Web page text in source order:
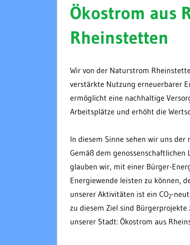
Ökostrom aus
Rheinstetten
Wir von der Naturstrom
verstärkte Nutzung erneuerbarer
ermöglicht eine nachhaltige
Arbeitsplätze und erhöht die
In diesem Sinne sehen wir uns
Gemäß dem genossenschaftlichen
glauben wir, mit einer Bürger-
Energiewende leisten zu können,
unserer Aktivitäten ist ein CO2-
zu diesem Ziel sind
unserer Stadt: Ökostrom aus